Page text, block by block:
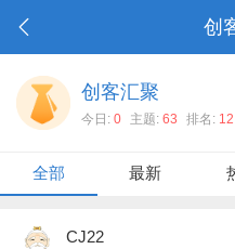
创
创客汇聚
今日: 0 主题: 63 排名: 12
全部 最新
CJ22